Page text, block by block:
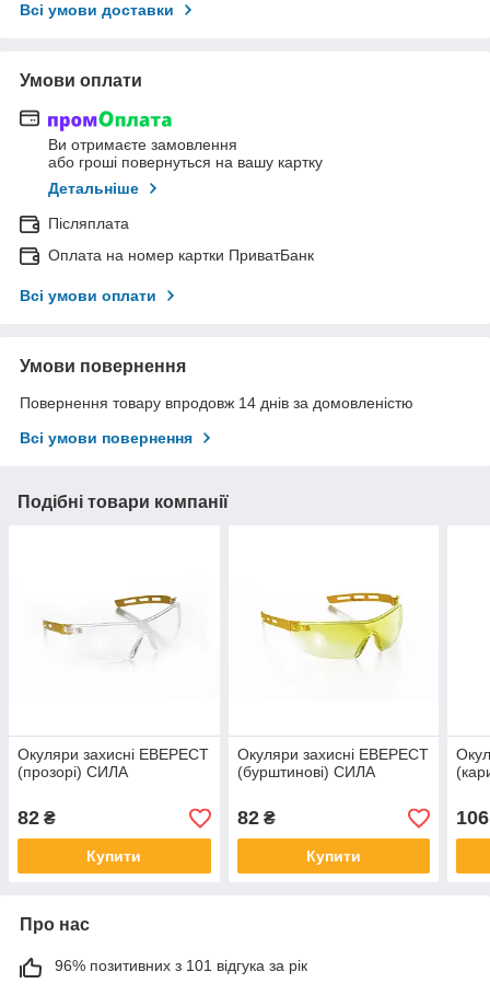
Всі умови доставки
Умови оплати
Ви отримаєте замовлення
або гроші повернуться на вашу картку
Детальніше
Післяплата
Оплата на номер картки ПриватБанк
Всі умови оплати
Умови повернення
Повернення товару впродовж 14 днів за домовленістю
Всі умови повернення
Подібні товари компанії
Окуляри захисні ЕВЕРЕСТ
(прозорі) СИЛА
82 ₴
Купити
Окуляри захисні ЕВЕРЕСТ
(бурштинові) СИЛА
82₴
Купити
106
Про нас
96% позитивних з 101 відгука за рік